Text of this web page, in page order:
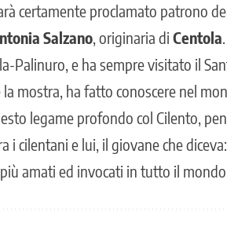
certamente proclamato patrono
Salzano, originaria di Centola
Palinuro, e ha sempre visitato il
la mostra, ha fatto conoscere nel
legame profondo col Cilento,
cilentani e lui, il giovane che
amati ed invocati in tutto il